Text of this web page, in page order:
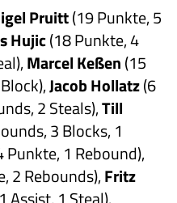
Pruitt(19 Punkte, 5
Hujic(18 Punkte, 4
Marcel Keßen(15
Jacob Hollatz(6
2 Steals),Till
3 Blocks, 1
Punkte, 1 Rebound),
2 Rebounds),Fritz